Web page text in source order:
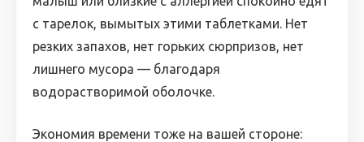
с тарелок, вымытых этими таблетками. Нет
резких запахов, нет горьких сюрпризов, нет
лишнего мусора — благодаря
водорастворимой оболочке.
Экономия времени тоже на вашей стороне: